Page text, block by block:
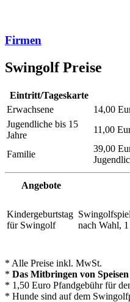
Firmen
Swingolf Preise
Eintritt/Tageskarte
Erwachsene
14,00
Jugendliche bis 15
Jahre
11,00
Familie
39,00
Angebote
Kindergeburtstag
für Swingolf
nach Wahl,
* Alle Preise inkl. MwSt.
* Das Mitbringen von
* 1,50 Euro Pfandgebühr für
* Hunde sind auf dem